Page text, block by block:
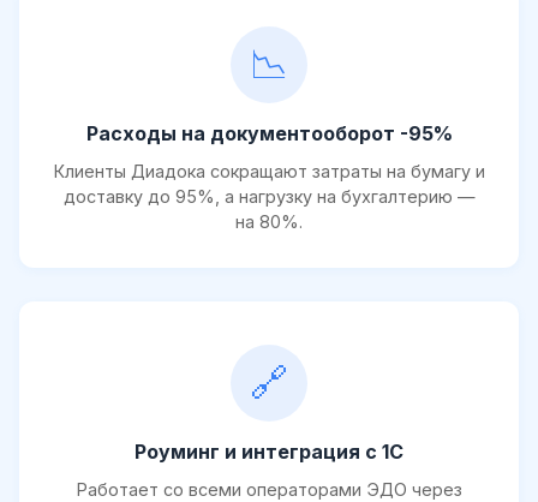
📉
Расходы на документооборот -95%
Клиенты Диадока сокращают затраты на бумагу и
доставку до 95%, а нагрузку на бухгалтерию —
на 80%.
🔗
Роуминг и интеграция с 1С
Работает со всеми операторами ЭДО через